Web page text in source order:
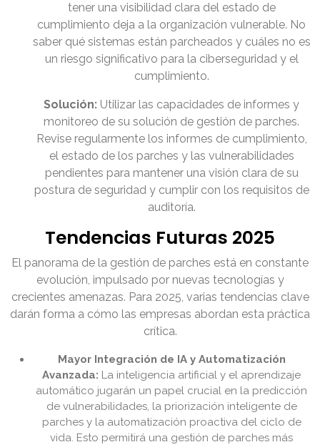
tener una visibilidad clara del estado de
cumplimiento deja a la organización vulnerable. No
saber qué sistemas están parcheados y cuáles no es
un riesgo significativo para la ciberseguridad y el
cumplimiento.
Solución: Utilizar las capacidades de informes y
monitoreo de su solución de gestión de parches.
Revise regularmente los informes de cumplimiento,
el estado de los parches y las vulnerabilidades
pendientes para mantener una visión clara de su
postura de seguridad y cumplir con los requisitos de
auditoría.
Tendencias Futuras 2025
El panorama de la gestión de parches está en constante
evolución, impulsado por nuevas tecnologías y
crecientes amenazas. Para 2025, varias tendencias clave
darán forma a cómo las empresas abordan esta práctica
crítica.
Mayor Integración de IA y Automatización
Avanzada: La inteligencia artificial y el aprendizaje
automático jugarán un papel crucial en la predicción
de vulnerabilidades, la priorización inteligente de
parches y la automatización proactiva del ciclo de
vida. Esto permitirá una gestión de parches más